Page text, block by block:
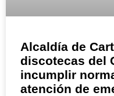
Alcaldía de
discotecas del
incumplir
atención de